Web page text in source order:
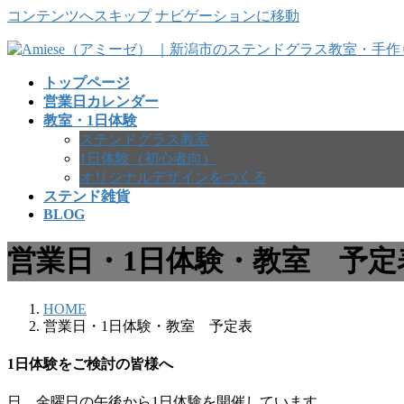
コンテンツへスキップ ナビゲーションに移動
トップページ
営業日カレンダー
教室・1日体験
ステンドグラス教室
1日体験（初心者向）
オリジナルデザインをつくる
ステンド雑貨
BLOG
営業日・1日体験・教室 予定
HOME
営業日・1日体験・教室 予定表
1日体験をご検討の皆様へ